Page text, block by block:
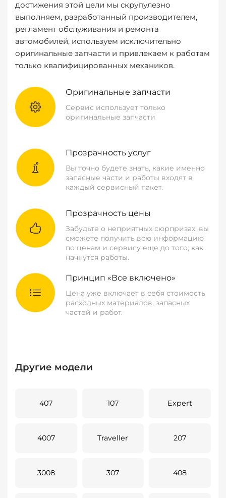
достижения этой цели мы скрупулезно
выполняем, разработанный производителем,
регламент обслуживания и ремонта
автомобилей, используем исключительно
оригинальные запчасти и привлекаем к работам
только квалифицированных механиков.
Оригинальные запчасти
Сервис использует только
оригинальные запчасти
Прозрачность услуг
Вы точно будете знать, какие именно
запасные части и работы входят в
каждый сервисный пакет.
Прозрачность цены
Забудьте о неприятных сюрпризах: вы
сможете получить всю информацию
по ценам и сервису еще до того, как
начнутся работы.
Принцип «Все включено»
Цена уже включает в себя стоимость
расходных материалов, запасных
частей и работ.
Другие модели
407 107 Expert
4007 Traveller 207
3008 307 408